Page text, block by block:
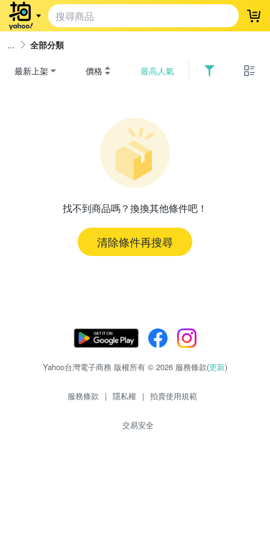
登
全部分類
最新上架 價格 最高人氣
找不到商品嗎？換換其他條件吧！
清除條件再搜尋
Yahoo台灣電子商務 版權所有 © 2026 服務條款(更新)
服務條款 | 隱私權 | 拍賣使用規範
交易安全